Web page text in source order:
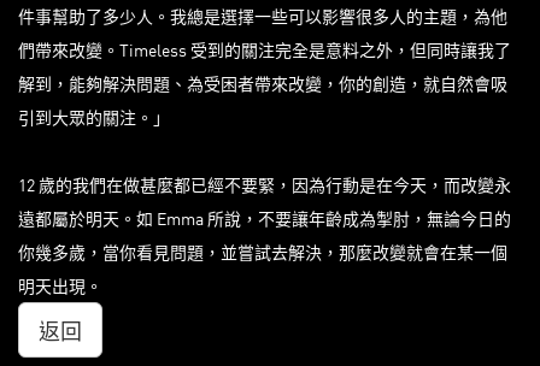
件事幫助了多少人。我總是選擇一些可以影響很多人的主題，為他
們帶來改變。Timeless 受到的關注完全是意料之外，但同時讓我了
解到，能夠解決問題、為受困者帶來改變，你的創造，就自然會吸
引到大眾的關注。」
12 歲的我們在做甚麼都已經不要緊，因為行動是在今天，而改變永
遠都屬於明天。如 Emma 所說，不要讓年齡成為掣肘，無論今日的
你幾多歲，當你看見問題，並嘗試去解決，那麼改變就會在某一個
明天出現。
返回